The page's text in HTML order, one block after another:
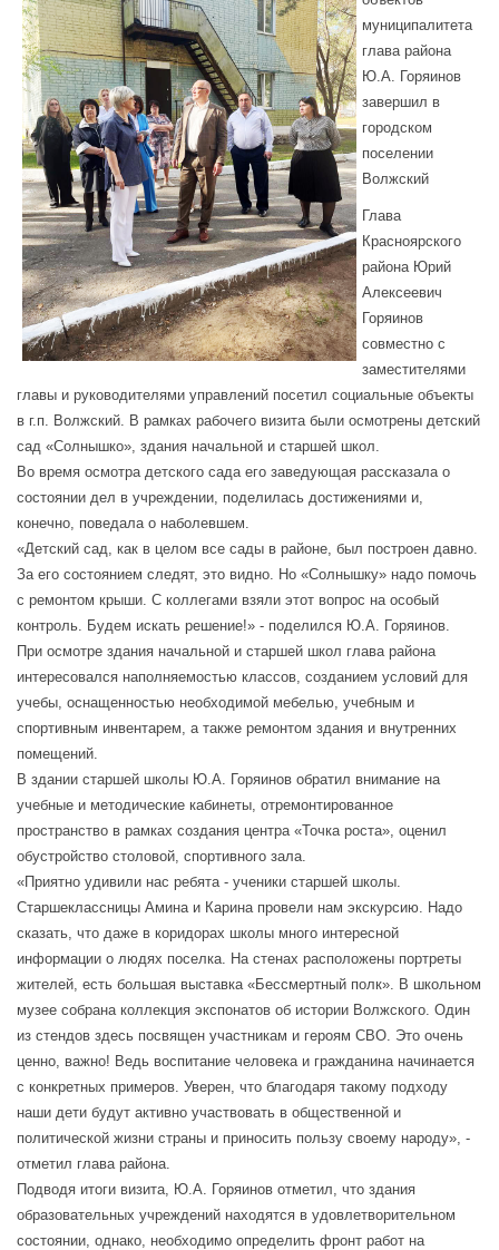
муниципалитета
глава района
Ю.А. Горяинов
завершил в
городском
поселении
Волжский
Глава
Красноярского
района Юрий
Алексеевич
Горяинов
совместно с
заместителями
главы и руководителями управлений посетил социальные объекты
в г.п. Волжский. В рамках рабочего визита были осмотрены детский
сад «Солнышко», здания начальной и старшей школ.
Во время осмотра детского сада его заведующая рассказала о
состоянии дел в учреждении, поделилась достижениями и,
конечно, поведала о наболевшем.
«Детский сад, как в целом все сады в районе, был построен давно.
За его состоянием следят, это видно. Но «Солнышку» надо помочь
с ремонтом крыши. С коллегами взяли этот вопрос на особый
контроль. Будем искать решение!» - поделился Ю.А. Горяинов.
При осмотре здания начальной и старшей школ глава района
интересовался наполняемостью классов, созданием условий для
учебы, оснащенностью необходимой мебелью, учебным и
спортивным инвентарем, а также ремонтом здания и внутренних
помещений.
В здании старшей школы Ю.А. Горяинов обратил внимание на
учебные и методические кабинеты, отремонтированное
пространство в рамках создания центра «Точка роста», оценил
обустройство столовой, спортивного зала.
«Приятно удивили нас ребята - ученики старшей школы.
Старшеклассницы Амина и Карина провели нам экскурсию. Надо
сказать, что даже в коридорах школы много интересной
информации о людях поселка. На стенах расположены портреты
жителей, есть большая выставка «Бессмертный полк». В школьном
музее собрана коллекция экспонатов об истории Волжского. Один
из стендов здесь посвящен участникам и героям СВО. Это очень
ценно, важно! Ведь воспитание человека и гражданина начинается
с конкретных примеров. Уверен, что благодаря такому подходу
наши дети будут активно участвовать в общественной и
политической жизни страны и приносить пользу своему народу», -
отметил глава района.
Подводя итоги визита, Ю.А. Горяинов отметил, что здания
образовательных учреждений находятся в удовлетворительном
состоянии, однако, необходимо определить фронт работ на